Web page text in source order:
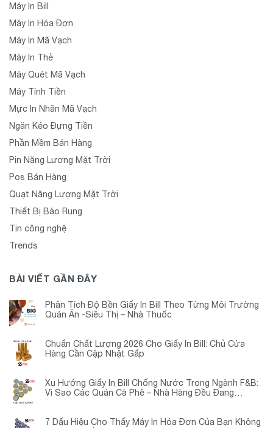
Máy In Bill
Máy In Hóa Đơn
Máy In Mã Vạch
Máy In Thẻ
Máy Quét Mã Vạch
Máy Tính Tiền
Mực In Nhãn Mã Vạch
Ngăn Kéo Đựng Tiền
Phần Mềm Bán Hàng
Pin Năng Lượng Mặt Trời
Pos Bán Hàng
Quạt Năng Lượng Mặt Trời
Thiết Bị Báo Rung
Tin công nghệ
Trends
BÀI VIẾT GẦN ĐÂY
Phân Tích Độ Bền Giấy In Bill Theo Từng Môi Trường
Quán Ăn -Siêu Thị – Nhà Thuốc
Chuẩn Chất Lượng 2026 Cho Giấy In Bill: Chủ Cửa
Hàng Cần Cập Nhật Gấp
Xu Hướng Giấy In Bill Chống Nước Trong Ngành F&B:
Vì Sao Các Quán Cà Phê – Nhà Hàng Đều Đang
7 Dấu Hiệu Cho Thấy Máy In Hóa Đơn Của Bạn Không